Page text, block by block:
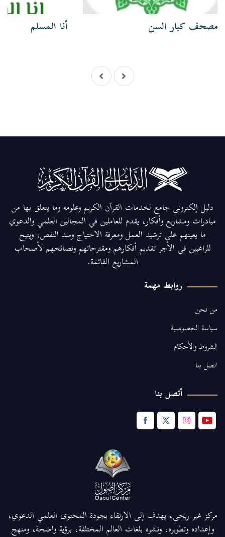
مصحف كبار السن أنا المسلم
دليل إلكتروني جامع لخدمات القرآن الكريم وعلومه وما يتعلق بها من
مبادرات ومشاريع وأفكار، يقدم للعاملين في المجالين العلمي والدعوي
ما يعينهم على ترشيد العمل ومعرفة الاحتياج وسد النقص، ويتيح
للراغبين في الأجر تقديم أفكارهم ومقترحاتهم ونصائحهم لأصحاب
المشاريع القائمة.
روابط مهمة
من نحن
سياسة الخصوصية
الشروط والأحكام
اتصل بنا
أتصل بنا
مركز غير ربحي، يهدف إلى الارتقاء بجودة المحتوى العلمي الدعوي،
وإعداده وتطويره، ونشره بلغات العالم المختلفة، برؤية واضحة، ومنهج